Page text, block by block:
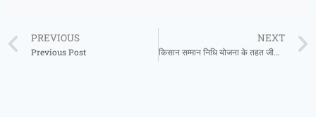
PREVIOUS
Previous Post
NEXT
किसान सम्मान निधि योजना के तहत जीपीएम जिले के 29 हजार 840 किसानों के खाते में अंतरित हुए 5.97 करोड़ रूपये